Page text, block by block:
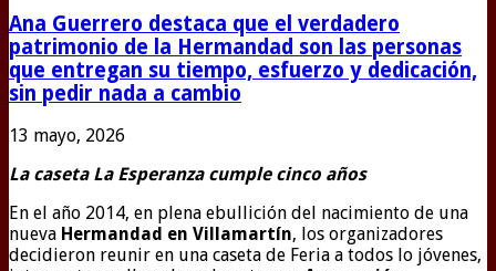
Ana Guerrero destaca que el verdadero
patrimonio de la Hermandad son las personas
que entregan su tiempo, esfuerzo y dedicación,
sin pedir nada a cambio
13 mayo, 2026
La caseta La Esperanza cumple cinco años
En el año 2014, en plena ebullición del nacimiento de una
nueva Hermandad en Villamartín, los organizadores
decidieron reunir en una caseta de Feria a todos lo jóvenes,